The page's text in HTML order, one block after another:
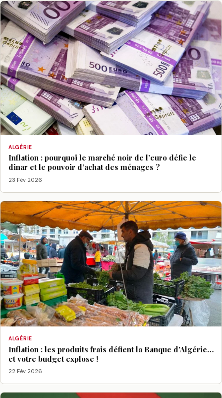
ALGÉRIE
Inflation : pourquoi le marché noir de l’euro défie le
dinar et le pouvoir d’achat des ménages ?
23 Fév 2026
ALGÉRIE
Inflation : les produits frais défient la Banque d’Algérie…
et votre budget explose !
22 Fév 2026